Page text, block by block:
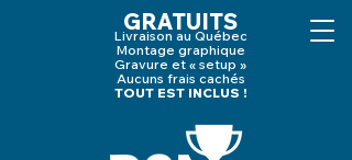
GRATUITS
Livraison au Québec
Montage graphique
Gravure et « setup »
Aucuns frais cachés
TOUT EST INCLUS !